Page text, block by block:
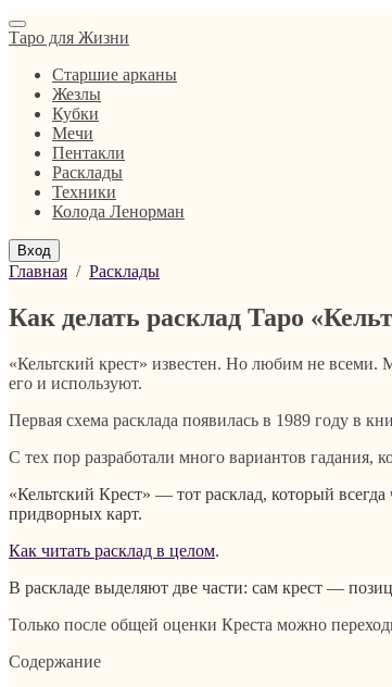
Таро для Жизни
Старшие арканы
Жезлы
Кубки
Мечи
Пентакли
Расклады
Техники
Колода Ленорман
Вход
Главная / Расклады
Как делать расклад Таро
«Кельтский крест» известен. Но любим не
его и используют.
Первая схема расклада появилась в 1989 году в
С тех пор разработали много вариантов гадания,
«Кельтский Крест» — тот расклад, который
придворных карт.
Как читать расклад в целом.
В раскладе выделяют две части: сам крест —
Только после общей оценки Креста можно
Содержание